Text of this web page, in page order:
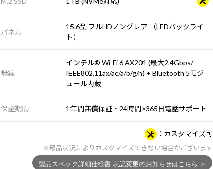
パネル
15.6型 フルHDノングレア （LEDバックライ
ト）
無線
インテル® Wi-Fi 6 AX201 (最大2.4Gbps/
IEEE802.11ax/ac/a/b/g/n) + Bluetooth 5モジ
ュール内蔵
保証期間 1年間無償保証・24時間×365日電話サポート
カスタマイズ可
※部品状況によりカスタマイズできない場合がございます